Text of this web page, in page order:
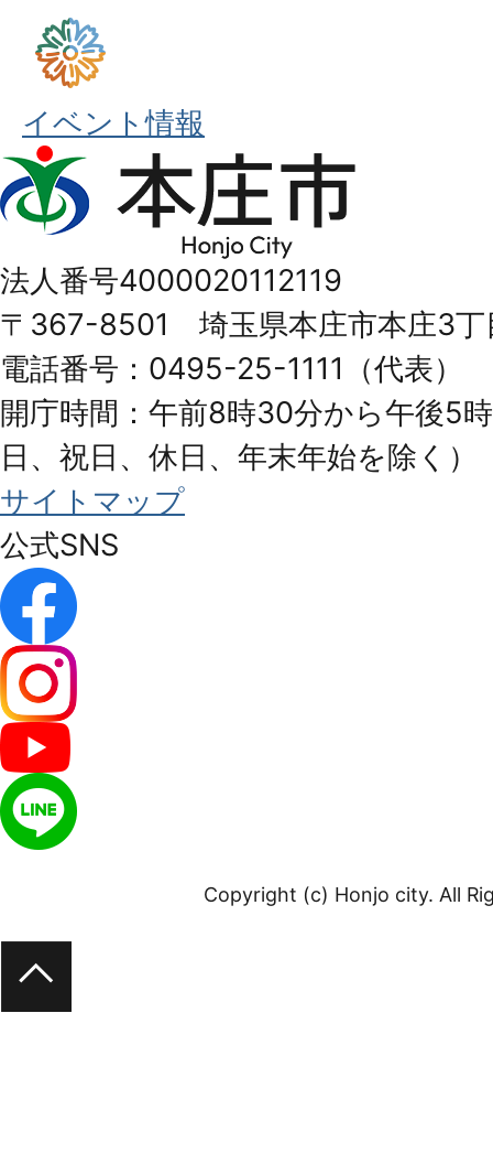
イベント情報
本
庄
Honjo
City
法人番号4000020112119
〒367-8501 埼玉県本庄市本庄3丁
電話番号：0495-25-1111（代表）
開庁時間：午前8時30分から午後5
日、祝日、休日、年末年始を除く）
サイトマップ
公式SNS
Copyright (c) Honjo city. All